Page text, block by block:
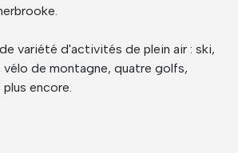
variété d'activités de plein air : ski,
de montagne, quatre golfs,
encore.